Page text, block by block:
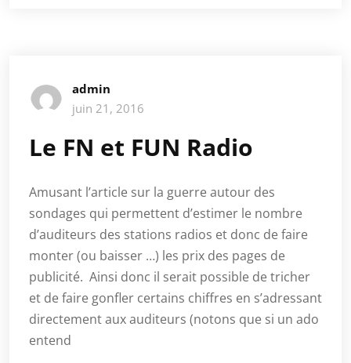
admin
juin 21, 2016
Le FN et FUN Radio
Amusant l’article sur la guerre autour des
sondages qui permettent d’estimer le nombre
d’auditeurs des stations radios et donc de faire
monter (ou baisser …) les prix des pages de
publicité. Ainsi donc il serait possible de tricher
et de faire gonfler certains chiffres en s’adressant
directement aux auditeurs (notons que si un ado
entend